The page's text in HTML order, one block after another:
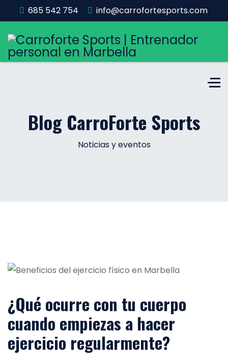
685 542 754 info@carrofortesports.com
Blog CarroForte Sports
Noticias y eventos
¿Qué ocurre con tu cuerpo
cuando empiezas a hacer
ejercicio regularmente?